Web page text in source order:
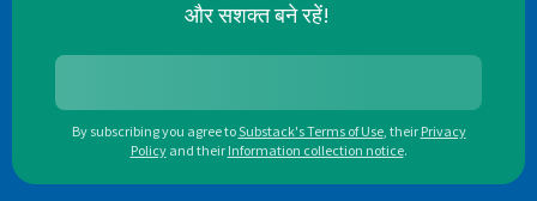
और सशक्त बने रहें!
By subscribing you agree toSubstack's Terms of Use, their Privacy
Policy and their Information collection notice.